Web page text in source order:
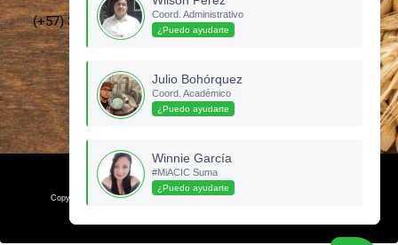
(+57) 3135437210 –cervecerosdecolombia@gmail.com
Copyright © 2024. Esta Página fue diseñada por Ceoclick, una marca Prodinser.
Coord. Administrativo
¿Puedo ayudarte
Julio Bohórquez
Coord. Académico
¿Puedo ayudarte
Winnie García
#MiACIC Suma
¿Puedo ayudarte